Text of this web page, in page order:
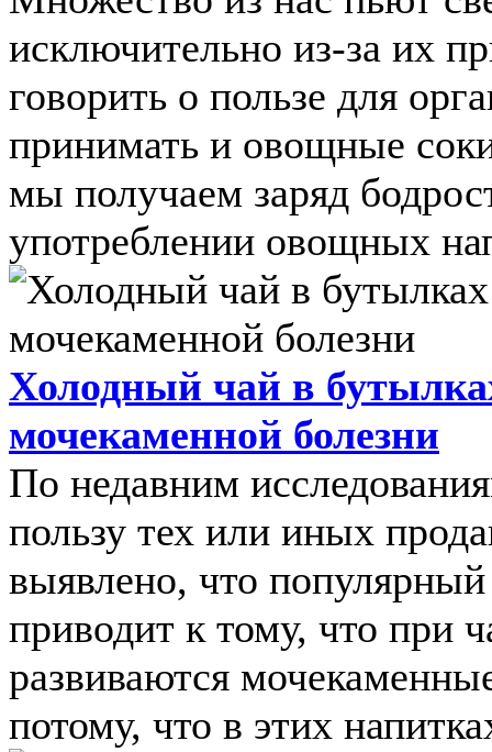
исключительно из-за их
говорить о пользе для
принимать и овощные
мы получаем заряд
употреблении овощных
Холодный чай в
мочекаменной болезни
По недавним
пользу тех или иных
выявлено, что
приводит к тому, что при
развиваются
потому, что в этих